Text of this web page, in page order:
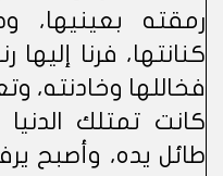
رمقته بعينيها،
كنانتها، فرنا
فخاللها وخادنته،
كانت تمتلك
طائل يده، وأصبح